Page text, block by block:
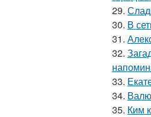
29.
30. В
31.
32.
33.
34.
35. Ким